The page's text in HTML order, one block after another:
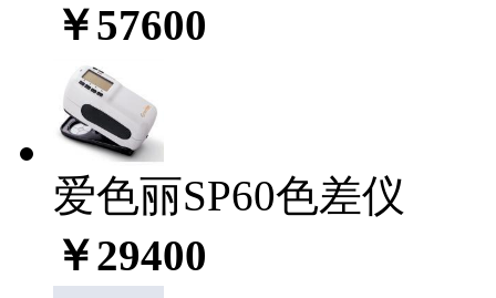
￥57600
爱色丽SP60色差仪
￥29400